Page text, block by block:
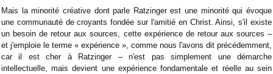
Mais la minorité créative dont parle Ratzinger est une minorité qui évoque
une communauté de croyants fondée sur l'amitié en Christ. Ainsi, s'il existe
un besoin de retour aux sources, cette expérience de retour aux sources –
et j'emploie le terme « expérience », comme nous l'avons dit précédemment,
car il est cher à Ratzinger – n'est pas simplement une démarche
intellectuelle, mais devient une expérience fondamentale et réelle au sein